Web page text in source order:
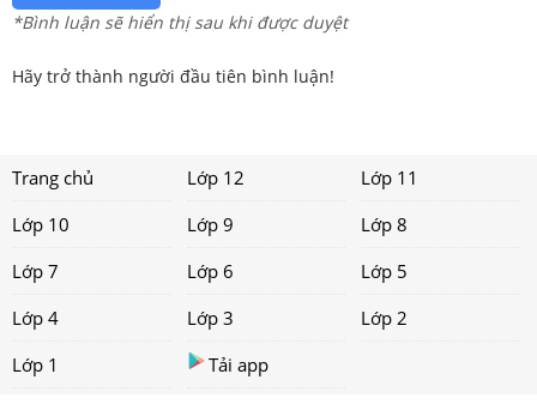
*Bình luận sẽ hiển thị sau khi được duyệt
Hãy trở thành người đầu tiên bình luận!
Trang chủ Lớp 12
Lớp 11
Lớp 10
Lớp 9
Lớp 8
Lớp 7
Lớp 6
Lớp 5
Lớp 4
Lớp 3
Lớp 2
Lớp 1
Tải app